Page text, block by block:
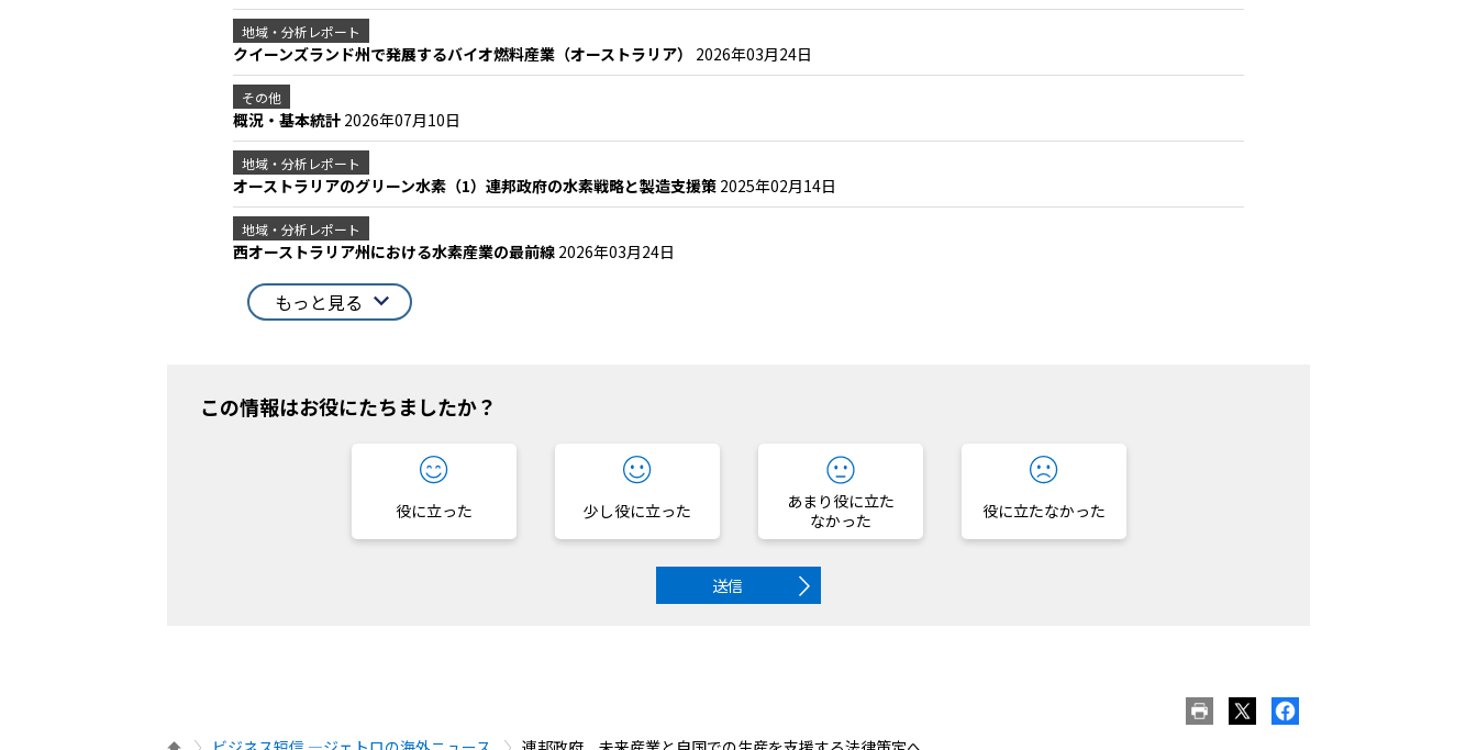
地域・分析レポート
クイーンズランド州で発展するバイオ燃料産業（オーストラリア） 2026年03月24日
その他
概況・基本統計 2026年07月10日
地域・分析レポート
オーストラリアのグリーン水素（1）連邦政府の水素戦略と製造支援策 2025年02月14日
地域・分析レポート
西オーストラリア州における水素産業の最前線 2026年03月24日
もっと見る
この情報はお役にたちましたか？
役に立った 少し役に立った
あまり役に立た
なかった
役に立たなかった
送信